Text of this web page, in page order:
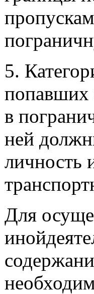
5.
попавших
в
ней
личность
Для